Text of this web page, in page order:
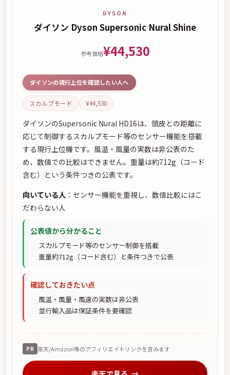
DYSON
ダイソン Dyson Supersonic Nural Shine
参考価格¥44,530
ダイソンの現行上位を確認したい人へ
スカルプモード ¥44,530
ダイソンのSupersonic Nural HD16は、頭皮との距離に
応じて制御するスカルプモード等のセンサー機能を搭載
する現行上位機です。風温・風量の実数は非公表のた
め、数値での比較はできません。重量は約712g（コード
含む）という条件つきの公表です。
向いている人 ：センサー機能を重視し、数値比較にはこ
だわらない人
公表値から分かること
スカルプモード等のセンサー制御を搭載
重量約712g（コード含む）と条件つきで公表
確認しておきたい点
風温・風量・風速の実数は非公表
並行輸入品は保証条件を要確認
PR 楽天/Amazon等のアフィリエイトリンクを含みます